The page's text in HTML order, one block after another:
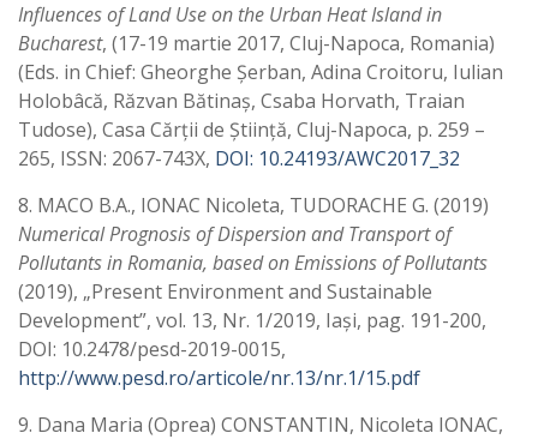
Influences of Land Use on the Urban Heat Island in
Bucharest, (17-19 martie 2017, Cluj-Napoca, Romania)
(Eds. in Chief: Gheorghe Şerban, Adina Croitoru, Iulian
Holobâcă, Răzvan Bătinaş, Csaba Horvath, Traian
Tudose), Casa Cărţii de Ştiinţă, Cluj-Napoca, p. 259 –
265, ISSN: 2067-743X, DOI: 10.24193/AWC2017_32
8. MACO B.A., IONAC Nicoleta, TUDORACHE G. (2019)
Numerical Prognosis of Dispersion and Transport of
Pollutants in Romania, based on Emissions of Pollutants
(2019), „Present Environment and Sustainable
Development”, vol. 13, Nr. 1/2019, Iaşi, pag. 191-200,
DOI: 10.2478/pesd-2019-0015,
http://www.pesd.ro/articole/nr.13/nr.1/15.pdf
9. Dana Maria (Oprea) CONSTANTIN, Nicoleta IONAC,